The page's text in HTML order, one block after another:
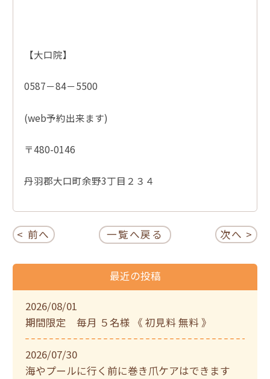
【大口院】
0587－84－5500
(web予約出来ます)
〒480-0146
丹羽郡大口町余野3丁目２３４
< 前へ 一覧へ戻る 次へ >
最近の投稿
2026/08/01
期間限定 毎月 ５名様 《 初見料 無料 》
2026/07/30
海やプールに行く前に巻き爪ケアはできます